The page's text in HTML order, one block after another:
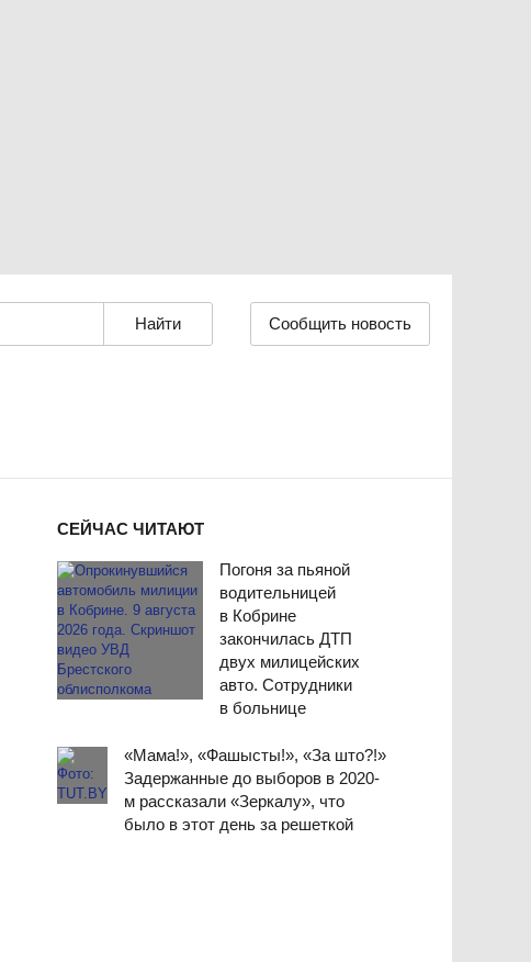
Сообщить новость
СЕЙЧАС ЧИТАЮТ
Погоня за пьяной
водительницей
в Кобрине
закончилась ДТП
двух милицейских
авто. Сотрудники
в больнице
«Мама!», «Фашысты!», «За што?!»
Задержанные до выборов в 2020-
м рассказали «Зеркалу», что
было в этот день за решеткой